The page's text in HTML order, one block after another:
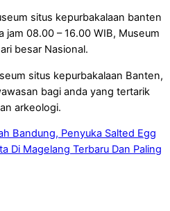
situs kepurbakalaan banten
jam 08.00 – 16.00 WIB, Museum
besar Nasional.
situs kepurbakalaan Banten,
bagi anda yang tertarik
arkeologi.
Bandung, Penyuka Salted Egg
Di Magelang Terbaru Dan Paling